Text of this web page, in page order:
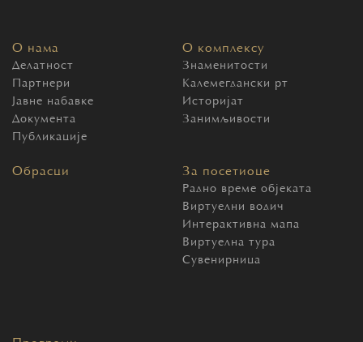
О нама
Делатност
Партнери
Јавне набавке
Документа
Публикације
О комплексу
Знаменитости
Калемегдански рт
Историјат
Занимљивости
Обрасци За посетиоце
Радно време објеката
Виртуелни водич
Интерактивна мапа
Виртуелна тура
Сувенирница